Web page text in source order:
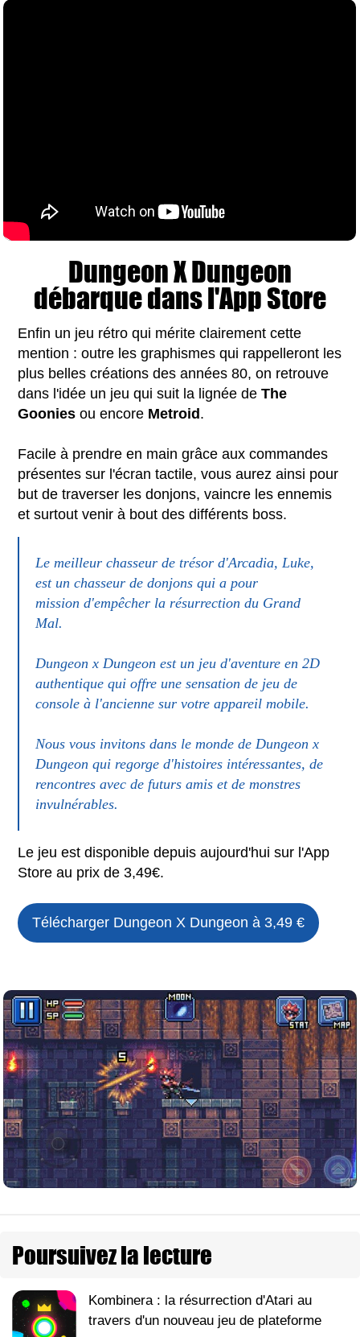
Dungeon X Dungeon
débarque dans l'App Store
Enfin un jeu rétro qui mérite clairement cette
mention : outre les graphismes qui rappelleront les
plus belles créations des années 80, on retrouve
dans l'idée un jeu qui suit la lignée deThe
Goonies ou encore Metroid.
Facile à prendre en main grâce aux commandes
présentes sur l'écran tactile, vous aurez ainsi pour
but de traverser les donjons, vaincre les ennemis
et surtout venir à bout des différents boss.
Le meilleur chasseur de trésor d'Arcadia, Luke,
est un chasseur de donjons qui a pour
mission d'empêcher la résurrection du Grand
Mal.
Dungeon x Dungeon est un jeu d'aventure en 2D
authentique qui offre une sensation de jeu de
console à l'ancienne sur votre appareil mobile.
Nous vous invitons dans le monde de Dungeon x
Dungeon qui regorge d'histoires intéressantes, de
rencontres avec de futurs amis et de monstres
invulnérables.
Le jeu est disponible depuis aujourd'hui sur l'App
Store au prix de 3,49€.
Télécharger Dungeon X Dungeon à 3,49 €
Poursuivez la lecture
Kombinera : la résurrection d'Atari au
travers d'un nouveau jeu de plateforme